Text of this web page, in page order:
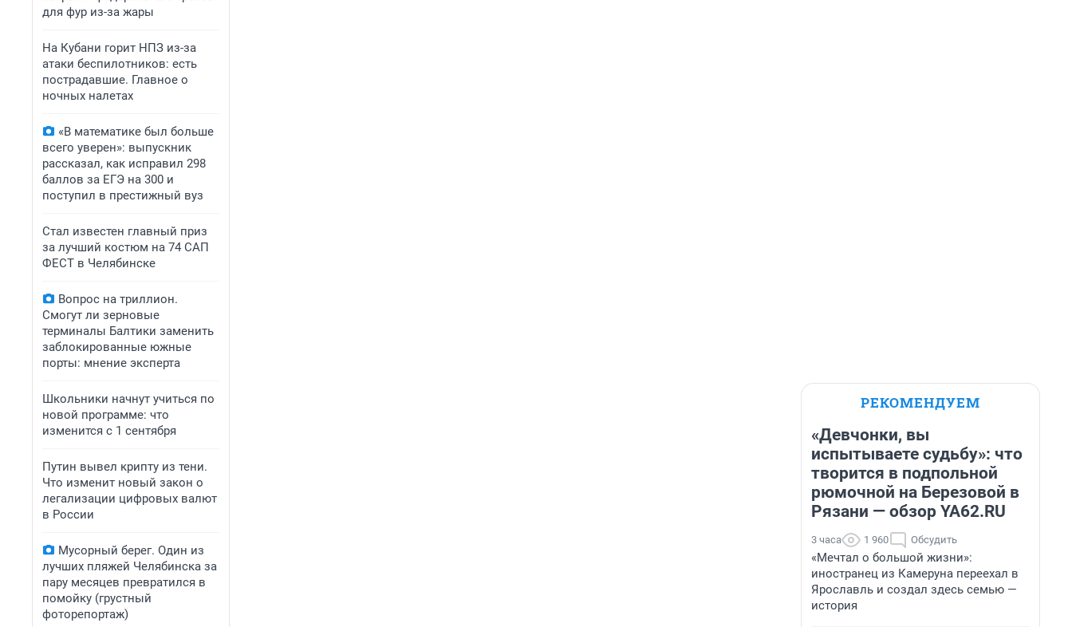
для фур из-за жары
На Кубани горит НПЗ из-за
атаки беспилотников: есть
пострадавшие. Главное о
ночных налетах
«В математике был больше
всего уверен»: выпускник
рассказал, как исправил 298
баллов за ЕГЭ на 300 и
поступил в престижный вуз
Стал известен главный приз
за лучший костюм на 74 САП
ФЕСТ в Челябинске
Вопрос на триллион.
Смогут ли зерновые
терминалы Балтики заменить
заблокированные южные
порты: мнение эксперта
Школьники начнут учиться по
новой программе: что
изменится с 1 сентября
Путин вывел крипту из тени.
Что изменит новый закон о
легализации цифровых валют
в России
Мусорный берег. Один из
лучших пляжей Челябинска за
пару месяцев превратился в
помойку (грустный
фоторепортаж)
РЕКОМЕНДУЕМ
«Девчонки, вы
испытываете судьбу»: что
творится в подпольной
рюмочной на Березовой в
Рязани — обзор YA62.RU
3 часа 1 960 Обсудить
«Мечтал о большой жизни»:
иностранец из Камеруна переехал в
Ярославль и создал здесь семью —
история